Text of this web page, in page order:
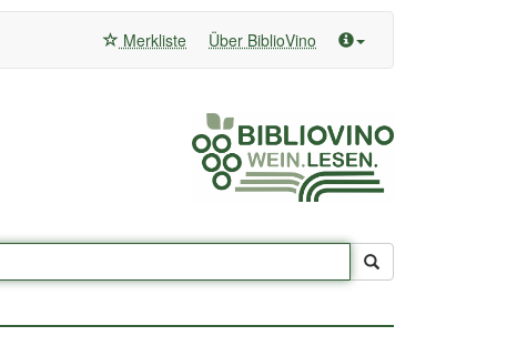
Merkliste Über BiblioVino